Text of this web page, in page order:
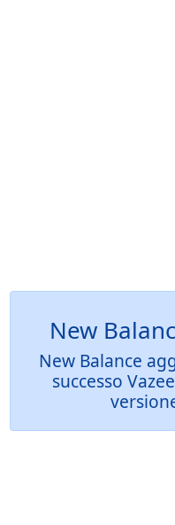
New
New Balance
successo